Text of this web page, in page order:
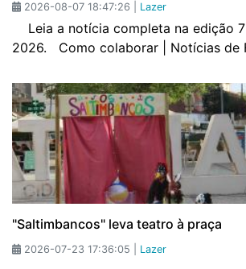
2026-08-07 18:47:26 | Lazer
Leia a notícia completa na edição
2026. Como colaborar | Notícias de
"Saltimbancos" leva teatro à praça
2026-07-23 17:36:05 | Lazer